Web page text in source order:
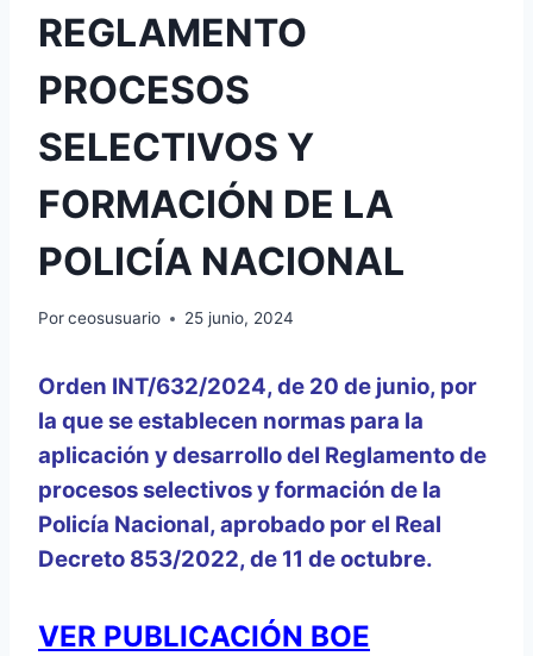
REGLAMENTO
PROCESOS
SELECTIVOS Y
FORMACIÓN DE LA
POLICÍA NACIONAL
Porceosusuario 25 junio, 2024
Orden INT/632/2024, de 20 de junio, por
la que se establecen normas para la
aplicación y desarrollo del Reglamento de
procesos selectivos y formación de la
Policía Nacional, aprobado por el Real
Decreto 853/2022, de 11 de octubre.
VER PUBLICACIÓN BOE